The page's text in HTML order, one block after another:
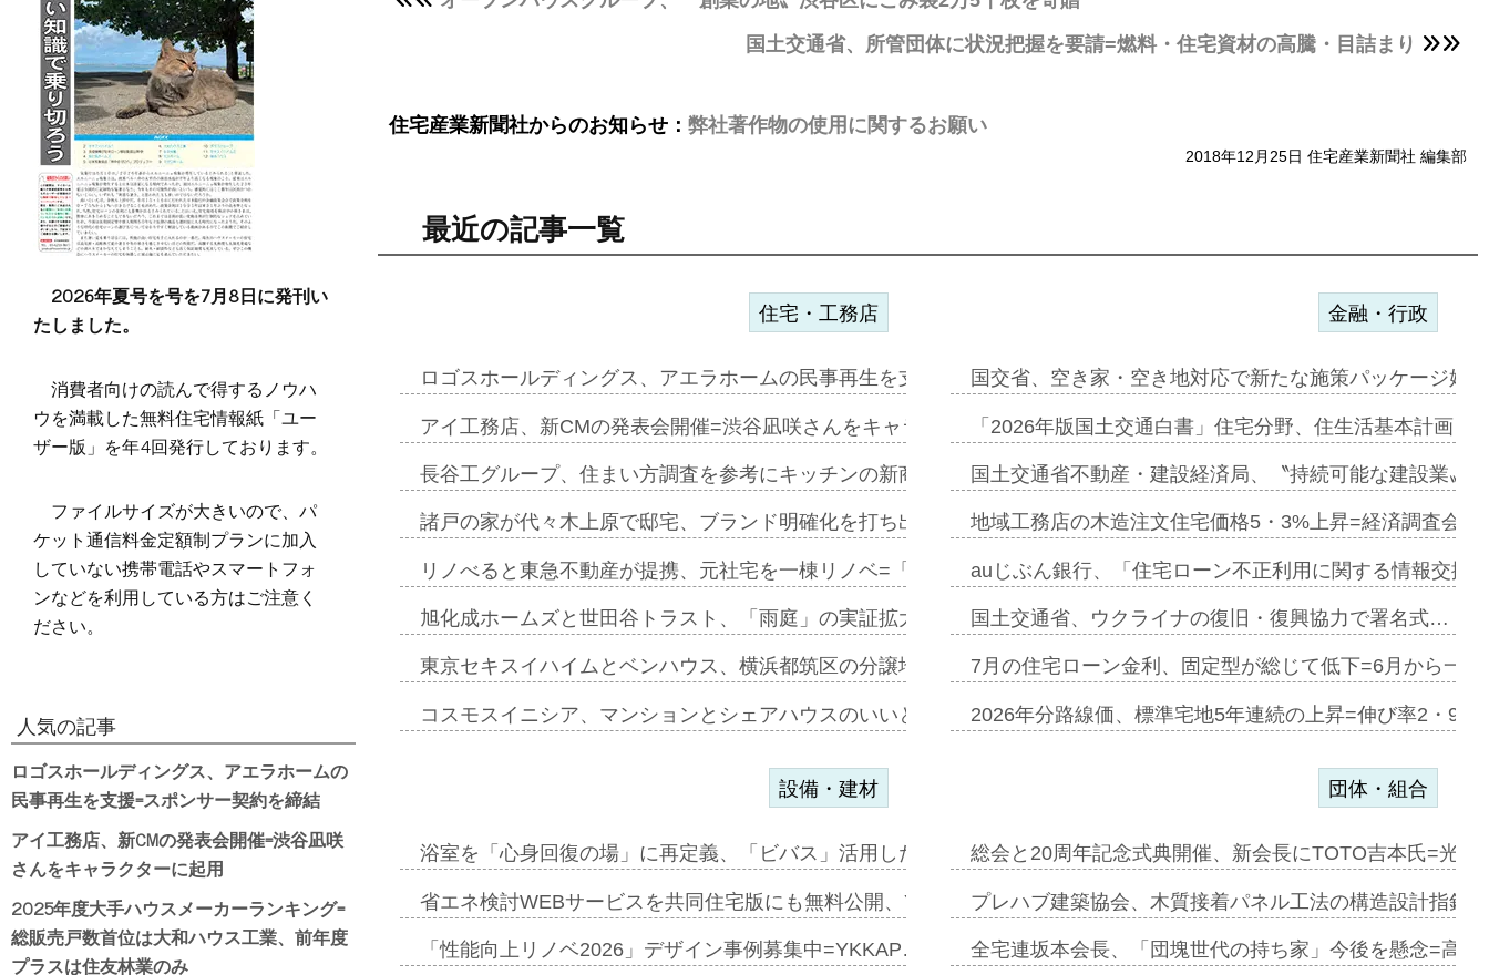
国土交通省、所管団体に状況把握を要請=燃料・住宅資材の高騰・目詰まり
住宅産業新聞社からのお知らせ： 弊社著作物の使用に関するお願い
2018年12月25日 住宅産業新聞社 編集部
最近の記事一覧
住宅・工務店
ロゴスホールディングス、アエラホームの民事再生を支援=スポンサー契約…
アイ工務店、新CMの発表会開催=渋谷凪咲さんをキャラクターに起用…
長谷工グループ、住まい方調査を参考にキッチンの新商品=「ファミーレキ…
諸戸の家が代々木上原で邸宅、ブランド明確化を打ち出す=年内にも城南エ…
リノべると東急不動産が提携、元社宅を一棟リノベ=「職住遊」融合型の賃…
旭化成ホームズと世田谷トラスト、「雨庭」の実証拡大へ=ガーデンカフェ…
東京セキスイハイムとベンハウス、横浜都筑区の分譲地開発で初協業=お互…
コスモスイニシア、マンションとシェアハウスのいいとこどりのコリビング…
金融・行政
国交省、空き家・空き地対応で新たな施策パッケージ始
「2026年版国土交通白書」住宅分野、住生活基本計画
国土交通省不動産・建設経済局、〝持続可能な建設業〟
地域工務店の木造注文住宅価格5・3%上昇=経済調査会
auじぶん銀行、「住宅ローン不正利用に関する情報交換
国土交通省、ウクライナの復旧・復興協力で署名式…
7月の住宅ローン金利、固定型が総じて低下=6月から一
2026年分路線価、標準宅地5年連続の上昇=伸び率2・
設備・建材
浴室を「心身回復の場」に再定義、「ビバス」活用した新入浴法を提案=P…
省エネ検討WEBサービスを共同住宅版にも無料公開、YKKAPとワンビ…
「性能向上リノベ2026」デザイン事例募集中=YKKAP…
団体・組合
総会と20周年記念式典開催、新会長にTOTO吉本氏=光
プレハブ建築協会、木質接着パネル工法の構造設計指針
全宅連坂本会長、「団塊世代の持ち家」今後を懸念=高
2026年夏号を号を7月8日に発刊い
たしました。
消費者向けの読んで得するノウハ
ウを満載した無料住宅情報紙「ユー
ザー版」を年4回発行しております。
ファイルサイズが大きいので、パ
ケット通信料金定額制プランに加入
していない携帯電話やスマートフォ
ンなどを利用している方はご注意く
ださい。
人気の記事
ロゴスホールディングス、アエラホームの
民事再生を支援=スポンサー契約を締結
アイ工務店、新CMの発表会開催=渋谷凪咲
さんをキャラクターに起用
2025年度大手ハウスメーカーランキング=
総販売戸数首位は大和ハウス工業、前年度
プラスは住友林業のみ